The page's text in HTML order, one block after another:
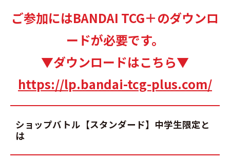
ご参加にはBANDAI TCG＋のダウンロ
ードが必要です。
▼ダウンロードはこちら▼
https://lp.bandai-tcg-plus.com/
ショップバトル【スタンダード】中学生限定と
は